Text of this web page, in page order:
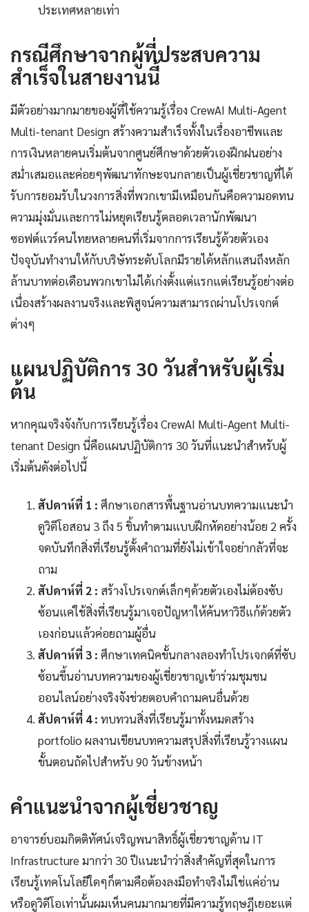
ประเทศหลายเท่า
กรณีศึกษาจากผู้ที่ประสบความ
สำเร็จในสายงานนี้
มีตัวอย่างมากมายของผู้ที่ใช้ความรู้เรื่อง CrewAI Multi-Agent
Multi-tenant Design สร้างความสำเร็จทั้งในเรื่องอาชีพและ
การเงินหลายคนเริ่มต้นจากศูนย์ศึกษาด้วยตัวเองฝึกฝนอย่าง
สม่ำเสมอและค่อยๆพัฒนาทักษะจนกลายเป็นผู้เชี่ยวชาญที่ได้
รับการยอมรับในวงการสิ่งที่พวกเขามีเหมือนกันคือความอดทน
ความมุ่งมั่นและการไม่หยุดเรียนรู้ตลอดเวลานักพัฒนา
ซอฟต์แวร์คนไทยหลายคนที่เริ่มจากการเรียนรู้ด้วยตัวเอง
ปัจจุบันทำงานให้กับบริษัทระดับโลกมีรายได้หลักแสนถึงหลัก
ล้านบาทต่อเดือนพวกเขาไม่ได้เก่งตั้งแต่แรกแต่เรียนรู้อย่างต่อ
เนื่องสร้างผลงานจริงและพิสูจน์ความสามารถผ่านโปรเจกต์
ต่างๆ
แผนปฏิบัติการ 30 วันสำหรับผู้เริ่ม
ต้น
หากคุณจริงจังกับการเรียนรู้เรื่อง CrewAI Multi-Agent Multi-
tenant Design นี่คือแผนปฏิบัติการ 30 วันที่แนะนำสำหรับผู้
เริ่มต้นดังต่อไปนี้
สัปดาห์ที่ 1 : ศึกษาเอกสารพื้นฐานอ่านบทความแนะนำ
ดูวิดีโอสอน 3 ถึง 5 ชิ้นทำตามแบบฝึกหัดอย่างน้อย 2 ครั้ง
จดบันทึกสิ่งที่เรียนรู้ตั้งคำถามที่ยังไม่เข้าใจอย่ากลัวที่จะ
ถาม
สัปดาห์ที่ 2 : สร้างโปรเจกต์เล็กๆด้วยตัวเองไม่ต้องซับ
ซ้อนแค่ใช้สิ่งที่เรียนรู้มาเจอปัญหาให้ค้นหาวิธีแก้ด้วยตัว
เองก่อนแล้วค่อยถามผู้อื่น
สัปดาห์ที่ 3 : ศึกษาเทคนิคขั้นกลางลองทำโปรเจกต์ที่ซับ
ซ้อนขึ้นอ่านบทความของผู้เชี่ยวชาญเข้าร่วมชุมชน
ออนไลน์อย่างจริงจังช่วยตอบคำถามคนอื่นด้วย
สัปดาห์ที่ 4 : ทบทวนสิ่งที่เรียนรู้มาทั้งหมดสร้าง
portfolio ผลงานเขียนบทความสรุปสิ่งที่เรียนรู้วางแผน
ขั้นตอนถัดไปสำหรับ 90 วันข้างหน้า
คำแนะนำจากผู้เชี่ยวชาญ
อาจารย์บอมกิตติทัศน์เจริญพนาสิทธิ์ผู้เชี่ยวชาญด้าน IT
Infrastructure มากว่า 30 ปีแนะนำว่าสิ่งสำคัญที่สุดในการ
เรียนรู้เทคโนโลยีใดๆก็ตามคือต้องลงมือทำจริงไม่ใช่แค่อ่าน
หรือดูวิดีโอเท่านั้นผมเห็นคนมากมายที่มีความรู้ทฤษฎีเยอะแต่